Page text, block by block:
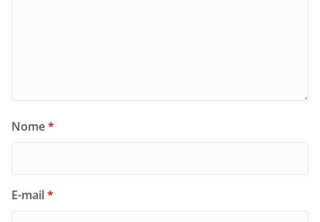
Nome*
E-mail*